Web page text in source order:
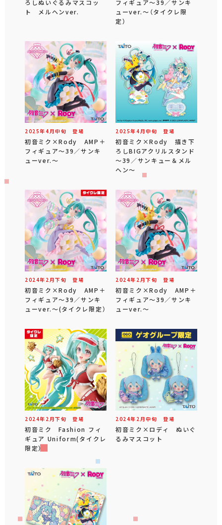
ろしぬいぐるみマスコッ
ト メルヘンver.
フィギュア～39／サンキ
ューver.～（タイクレ限
定）
2025年4 月中旬 登場
初音ミク×Rody AMP＋
フィギュア～39／サンキ
ューver.～
2025年4 月中旬 登場
初音ミク×Rody 描き下
ろしBIGアクリルスタンド
～39／サンキュー＆メル
ヘン～
2024年 2 月下旬 登場
初音ミク×Rody AMP＋
フィギュア～39／サンキ
ューver.～(タイクレ限定）
2024年 2 月下旬 登場
初音ミク×Rody AMP＋
フィギュア～39／サンキ
ューver.～
2024年 2 月下旬 登場
初音ミク Fashion フィ
ギュア Uniform(タイクレ
限定）
2024年 2 月中旬 登場
初音ミク×ロディ ぬいぐ
るみマスコット